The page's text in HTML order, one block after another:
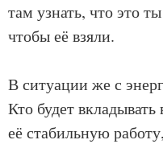
там узнать, что это
чтобы её взяли.
В ситуации же с
Кто будет вкладывать
её стабильную